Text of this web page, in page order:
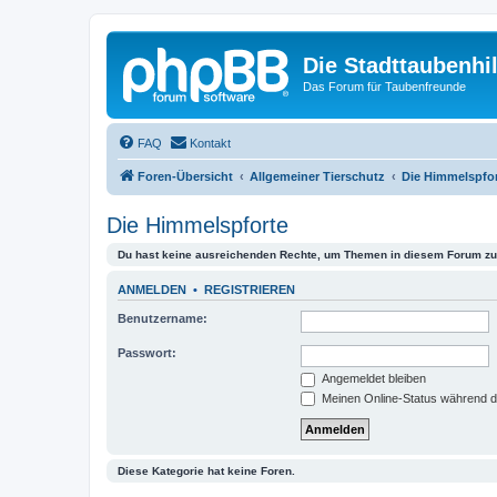
Die
Das Forum für Taubenfreunde
FAQ Kontakt
Foren-Übersicht Allgemeiner Tierschutz Die
Die Himmelspforte
Du hast keine ausreichenden Rechte, um Themen in diesem Forum
ANMELDEN • REGISTRIEREN
Benutzername:
Passwort:
Angemeldet bleiben
Meinen Online-Status während
Diese Kategorie hat keine Foren.